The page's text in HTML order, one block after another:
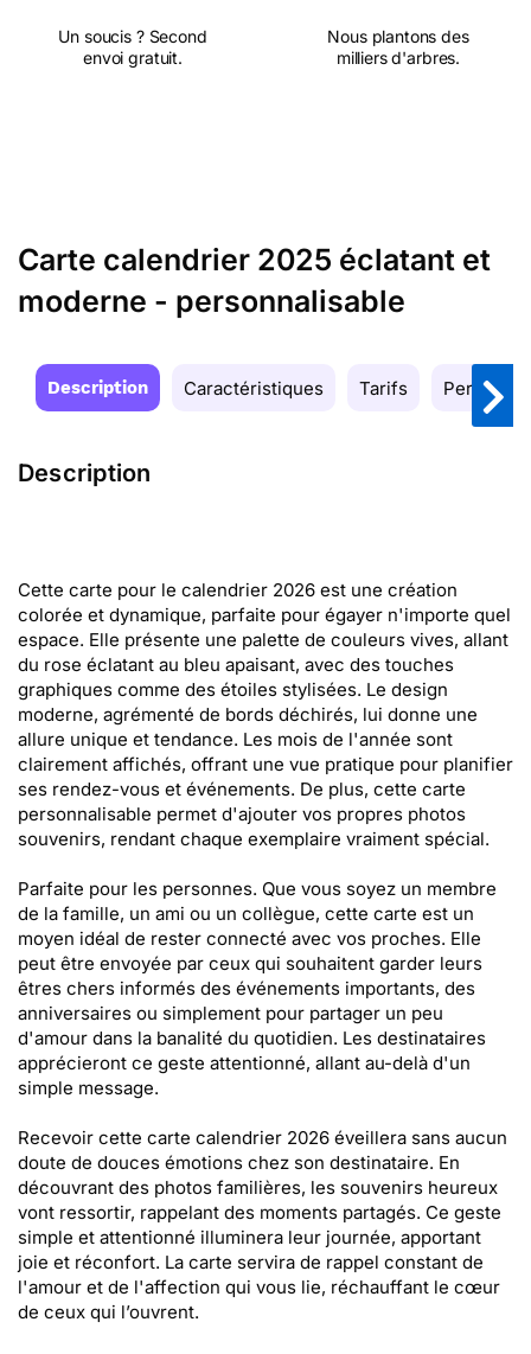
Un soucis ? Second
envoi gratuit.
Nous plantons des
milliers d'arbres.
Carte calendrier 2025 éclatant et
moderne - personnalisable
Description Caractéristiques Tarifs
Description
Cette carte pour le calendrier 2026 est une création
colorée et dynamique, parfaite pour égayer n'importe quel
espace. Elle présente une palette de couleurs vives, allant
du rose éclatant au bleu apaisant, avec des touches
graphiques comme des étoiles stylisées. Le design
moderne, agrémenté de bords déchirés, lui donne une
allure unique et tendance. Les mois de l'année sont
clairement affichés, offrant une vue pratique pour planifier
ses rendez-vous et événements. De plus, cette carte
personnalisable permet d'ajouter vos propres photos
souvenirs, rendant chaque exemplaire vraiment spécial.
Parfaite pour les personnes. Que vous soyez un membre
de la famille, un ami ou un collègue, cette carte est un
moyen idéal de rester connecté avec vos proches. Elle
peut être envoyée par ceux qui souhaitent garder leurs
êtres chers informés des événements importants, des
anniversaires ou simplement pour partager un peu
d'amour dans la banalité du quotidien. Les destinataires
apprécieront ce geste attentionné, allant au-delà d'un
simple message.
Recevoir cette carte calendrier 2026 éveillera sans aucun
doute de douces émotions chez son destinataire. En
découvrant des photos familières, les souvenirs heureux
vont ressortir, rappelant des moments partagés. Ce geste
simple et attentionné illuminera leur journée, apportant
joie et réconfort. La carte servira de rappel constant de
l'amour et de l'affection qui vous lie, réchauffant le cœur
de ceux qui l’ouvrent.